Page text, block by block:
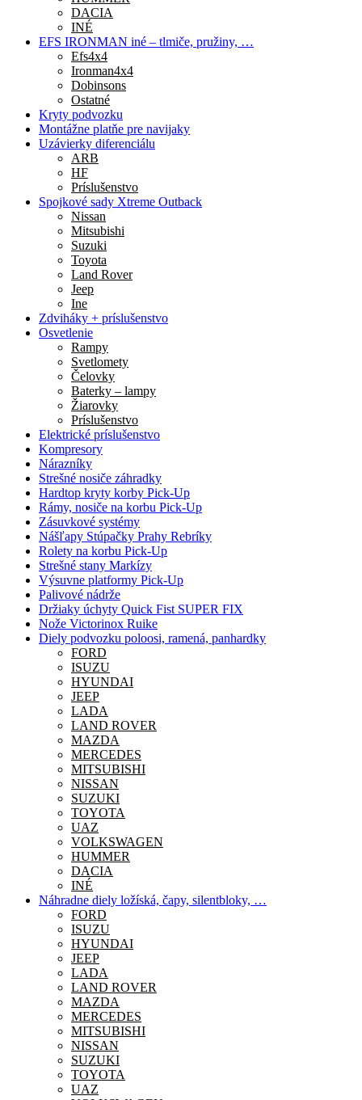
DACIA
INÉ
EFS IRONMAN iné – tlmiče, pružiny, …
Efs4x4
Ironman4x4
Dobinsons
Ostatné
Kryty podvozku
Montážne platňe pre navijaky
Uzávierky diferenciálu
ARB
HF
Príslušenstvo
Spojkové sady Xtreme Outback
Nissan
Mitsubishi
Suzuki
Toyota
Land Rover
Jeep
Ine
Zdviháky + príslušenstvo
Osvetlenie
Rampy
Svetlomety
Čelovky
Baterky – lampy
Žiarovky
Príslušenstvo
Elektrické príslušenstvo
Kompresory
Nárazníky
Strešné nosiče záhradky
Hardtop kryty korby Pick-Up
Rámy, nosiče na korbu Pick-Up
Zásuvkové systémy
Nášľapy Stúpačky Prahy Rebríky
Rolety na korbu Pick-Up
Strešné stany Markízy
Výsuvne platformy Pick-Up
Palivové nádrže
Držiaky úchyty Quick Fist SUPER FIX
Nože Victorinox Ruike
Diely podvozku poloosi, ramená, panhardky
FORD
ISUZU
HYUNDAI
JEEP
LADA
LAND ROVER
MAZDA
MERCEDES
MITSUBISHI
NISSAN
SUZUKI
TOYOTA
UAZ
VOLKSWAGEN
HUMMER
DACIA
INÉ
Náhradne diely ložíská, čapy, silentbloky, …
FORD
ISUZU
HYUNDAI
JEEP
LADA
LAND ROVER
MAZDA
MERCEDES
MITSUBISHI
NISSAN
SUZUKI
TOYOTA
UAZ